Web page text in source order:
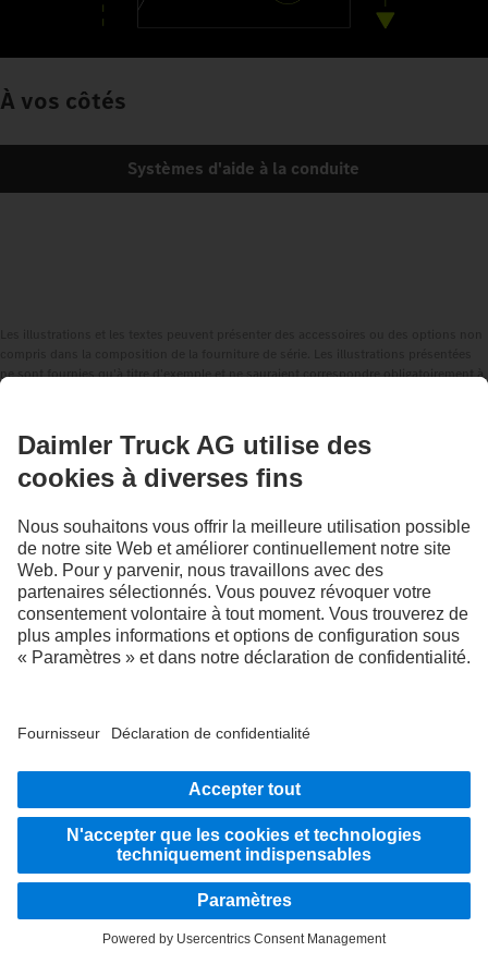
À vos côtés
Systèmes d'aide à la conduite
ne sont fournies qu'à titre d'exemple et ne sauraient correspondre obligatoirement à
peuvent également contenir des modèles, des prestations d'assistance, des services
et des produits qui ne sont pas proposés dans certains pays.
diversité, l'ouverture d'esprit et le respect font partie des convictions fondamentales
de Daimler Truck AG. Nous le montrons dans notre façon de penser, d'agir et de
communiquer. En principe, tous les termes choisis incluent évidemment tous les
sexes et toutes les identités.
RESTEZ EN CONTACT.
Découvrez Mercedes‑Benz Trucks sur nos canaux